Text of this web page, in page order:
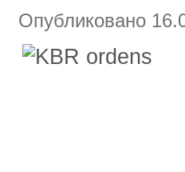
Опубликовано